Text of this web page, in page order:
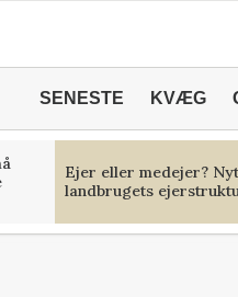
SENESTE KVÆG
Ejer eller medejer?
landbrugets